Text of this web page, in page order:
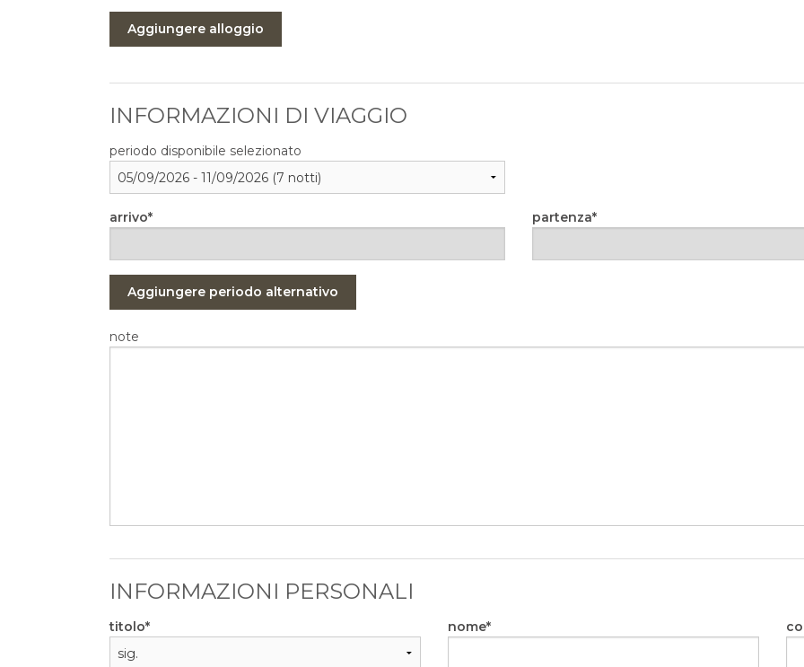
Aggiungere alloggio
INFORMAZIONI DI VIAGGIO
periodo disponibile selezionato
arrivo partenza
Aggiungere periodo alternativo
note
INFORMAZIONI PERSONALI
titolo nome